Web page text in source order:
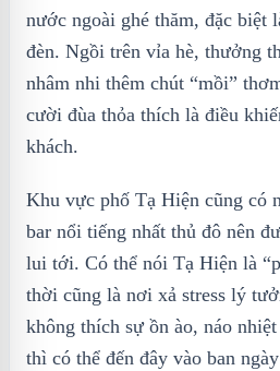
nước ngoài ghé thăm, đặc biệt
đèn. Ngồi trên vỉa hè, thưởng
nhâm nhi thêm chút “mồi”
cười đùa thỏa thích là điều
khách.
Khu vực phố Tạ Hiện cũng có
bar nổi tiếng nhất thủ đô nên
lui tới. Có thể nói Tạ Hiện là
thời cũng là nơi xả stress lý
không thích sự ồn ào, náo
thì có thể đến đây vào ban